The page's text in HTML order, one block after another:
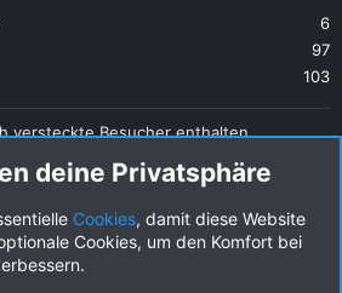
6
97
103
versteckte Besucher enthalten.
Diese Seite teilen
deine Privatsphäre
Cookies, damit diese Website
Cookies, um den Komfort bei